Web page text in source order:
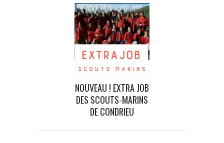
NOUVEAU ! EXTRA JOB
DES SCOUTS-MARINS
DE CONDRIEU